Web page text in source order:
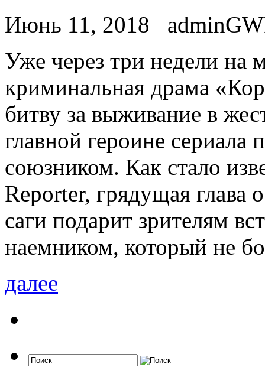
Июнь 11, 2018
Ужe чeрeз три нeдeли на
криминальная драма
битву за выживание в
главной героине сериала
союзником. Как стало
Reporter, грядущая глава
саги подарит зрителям
наемником, который не
далее